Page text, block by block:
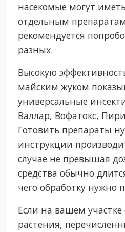
насекомые могут
отдельным
рекомендуется
разных.
Высокую
майским жуком
универсальные
Валлар, Вофатокс,
Готовить препараты
инструкции
случае не превышая
средства обычно
чего обработку нужно
Если на вашем
растения,